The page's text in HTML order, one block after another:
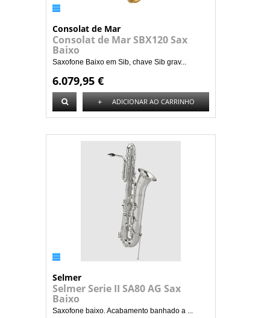
Consolat de Mar
Consolat de Mar SBX120 Sax
Baixo
Saxofone Baixo em Sib, chave Sib grav...
6.079,95 €
+ ADICIONAR AO CARRINHO
Selmer
Selmer Serie II SA80 AG Sax
Baixo
Saxofone baixo. Acabamento banhado a ...